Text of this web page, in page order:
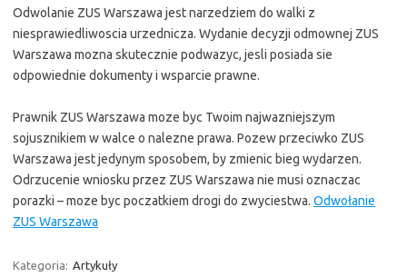
Odwolanie ZUS Warszawa jest narzedziem do walki z
niesprawiedliwoscia urzednicza. Wydanie decyzji odmownej ZUS
Warszawa mozna skutecznie podwazyc, jesli posiada sie
odpowiednie dokumenty i wsparcie prawne.
Prawnik ZUS Warszawa moze byc Twoim najwazniejszym
sojusznikiem w walce o nalezne prawa. Pozew przeciwko ZUS
Warszawa jest jedynym sposobem, by zmienic bieg wydarzen.
Odrzucenie wniosku przez ZUS Warszawa nie musi oznaczac
porazki – moze byc poczatkiem drogi do zwyciestwa. Odwołanie
ZUS Warszawa
Kategoria: Artykuły